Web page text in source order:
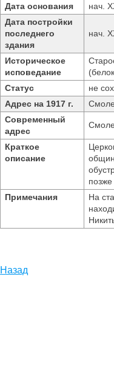
Дата основания
нач.
Дата постройки
последнего
здания
нач.
Историческое
исповедание
Статус
не
Адрес на 1917 г.
Современный
адрес
Краткое
описание
Примечания
На
Назад